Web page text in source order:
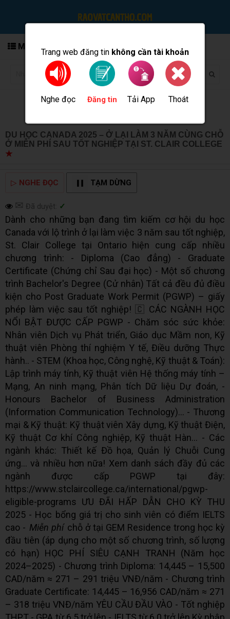
Trang web đăng tin không cần tài khoản
Nghe đọc Đăng tin Tải App Thoát
MENU
DU HỌC CANADA 2025 – Ở LẠI LÀM 3 NĂM CÙNG CHỖ
Ở MIỄN PHÍ SAU TỐT NGHIỆP TẠI ST. CLAIR COLLEGE
★
▷ NGHE ĐỌC TẠM DỪNG
✉ Đã duyệt: ✓
Dành cho những bạn đang tìm kiếm cơ hội du học
Canada với lộ trình ở lại làm việc 3 năm sau tốt nghiệp,
St. Clair College tại Ontario hiện cung cấp nhiều
chương trình: - Diploma (Cao đẳng) - Graduate
Certificate (Chứng chỉ Sau đại học) - Một số chương
trình Bachelor's Degree (Cử nhân) Tất cả đều đủ điều
kiện cho Post Graduate Work Permit (PGWP) – giấy
phép làm việc sau tốt nghiệp! 🇨 CÁC NGÀNH HỌC
NỔI BẬT ĐƯỢC CẤP PGWP - Chăm sóc sức khỏe:
Nhân viên Dịch vụ Phát triển, Giáo dục Mầm non, Kỹ
thuật viên Phòng thí nghiệm Y tế, Điều dưỡng Thực
hành.. - STEM (Khoa học, Công nghệ, Kỹ thuật & Toán):
Lập trình máy tính, Kỹ thuật viên Hệ thống máy tính –
Mạng, An ninh mạng, Phân tích Dữ liệu Dự đoán, -
Honours Bachelor of Business Administration
(Information Communication Technology)... - Thương
mại & Kỹ thuật: Kỹ thuật viên Xây dựng, Kỹ thuật Điện,
Kỹ thuật Cơ khí Công nghiệp, Kỹ thuật Hàn... - Các
ngành khác: Thiết kế Đồ họa, Quản lý Chuỗi Cung
ứng... và nhiều hơn nữa! Xem danh sách đầy đủ các
ngành được cấp PGWP tại đây:
https://www.stclaircollege.ca/international/pgwp-
eligible-programs ƯU ĐÃI HẤP DẪN CHO KỲ THU
2025 - Học bổng giá trị cho sinh viên có điểm IELTS
cao - Miễn phí chỗ ở tại GEM Residence trong học kỳ
đầu tiên (áp dụng cho một số chương trình, số lượng
có hạn) HỌC PHÍ SIÊU CẠNH TRANH (Năm học
2024–2025) - Chương trình Diploma: 14,445 – 15,500
CAD/năm ≈ 271 – 291 triệu VNĐ/năm - Chương trình
Graduate Certificate: 14,445 – 16,956 CAD/năm ≈ 271
– 318 triệu VNĐ/năm YÊU CẦU ĐẦU VÀO - Tốt nghiệp